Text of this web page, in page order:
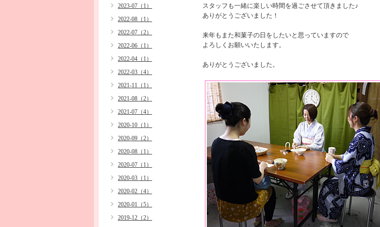
スタッフも一緒に楽しい時間を過ごさせて頂きました♪
ありがとうございました！
来年もまた和菓子の日をしたいと思っていますので
よろしくお願いいたします。
ありがとうございました。
2023-07（1）
2022-08（1）
2022-07（2）
2022-06（1）
2022-04（1）
2022-03（4）
2021-11（1）
2021-08（2）
2021-07（4）
2020-10（1）
2020-09（2）
2020-08（1）
2020-07（1）
2020-03（1）
2020-02（4）
2020-01（5）
2019-12（2）